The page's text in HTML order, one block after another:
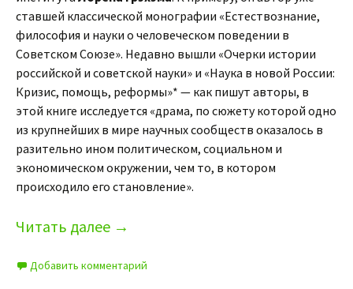
ставшей классической монографии «Естествознание,
философия и науки о человеческом поведении в
Советском Союзе». Недавно вышли «Очерки истории
российской и советской науки» и «Наука в новой России:
Кризис, помощь, реформы»* — как пишут авторы, в
этой книге исследуется «драма, по сюжету которой одно
из крупнейших в мире научных сообществ оказалось в
разительно ином политическом, социальном и
экономическом окружении, чем то, в котором
происходило его становление».
Читать далее →
Добавить комментарий